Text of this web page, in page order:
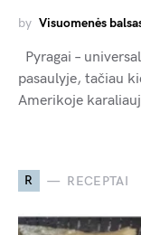
by Visuomenės
Pyragai –
pasaulyje, tačiau
Amerikoje
R RECEPTAI